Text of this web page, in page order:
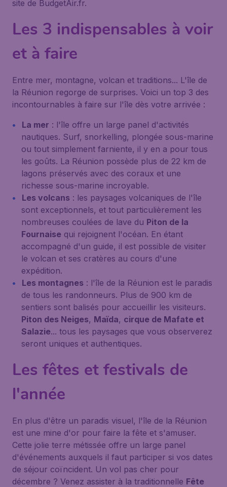
site de BudgetAir.fr.
Les 3 indispensables à voir
et à faire
Entre mer, montagne, volcan et traditions... L'île de
la Réunion regorge de surprises. Voici un top 3 des
incontournables à faire sur l'île dès votre arrivée :
La mer : l'île offre un large panel d'activités
nautiques. Surf, snorkelling, plongée sous-marine
ou tout simplement farniente, il y en a pour tous
les goûts. La Réunion possède plus de 22 km de
lagons préservés avec des coraux et une
richesse sous-marine incroyable.
Les volcans : les paysages volcaniques de l'île
sont exceptionnels, et tout particulièrement les
nombreuses coulées de lave du Piton de la
Fournaise qui rejoignent l'océan. En étant
accompagné d'un guide, il est possible de visiter
le volcan et ses cratères au cours d'une
expédition.
Les montagnes : l'île de la Réunion est le paradis
de tous les randonneurs. Plus de 900 km de
sentiers sont balisés pour accueillir les visiteurs.
Piton des Neiges, Maïda, cirque de Mafate et
Salazie... tous les paysages que vous observerez
seront uniques et authentiques.
Les fêtes et festivals de
l'année
En plus d'être un paradis visuel, l'île de la Réunion
est une mine d'or pour faire la fête et s'amuser.
Cette jolie terre métissée offre un large panel
d'événements auxquels il faut participer si vos dates
de séjour coïncident. Un vol pas cher pour
décembre ? Venez assister à la traditionnelle Fête